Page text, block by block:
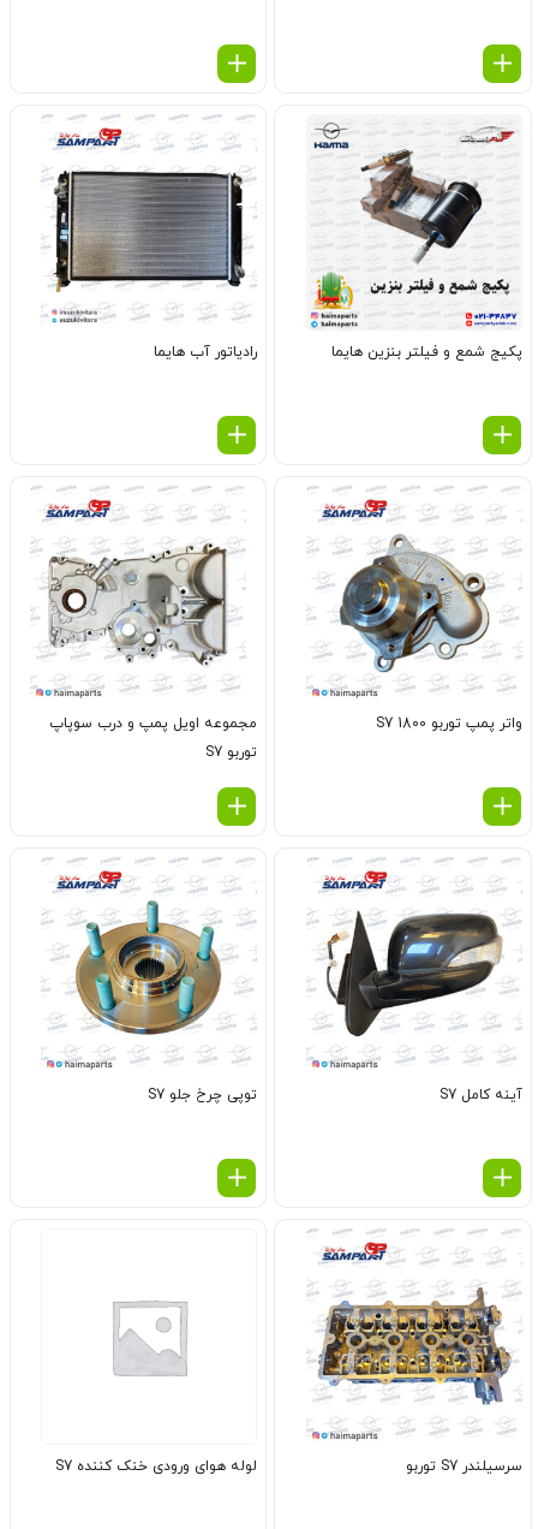
پکیج شمع و فیلتر بنزین هایما رادیاتور آب هایما
واتر پمپ توربو 1800 S7
مجموعه اویل پمپ و درب سوپاپ
توربو S7
آینه کامل S7 توپی چرخ جلو S7
سرسیلندر S7 توربو لوله هوای ورودی خنک کننده S7